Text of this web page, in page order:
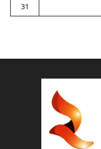
31